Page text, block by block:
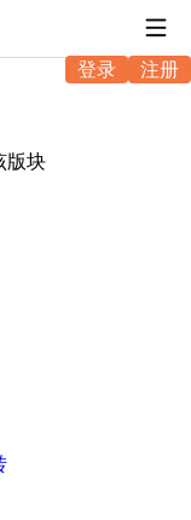
登录 注册
版块